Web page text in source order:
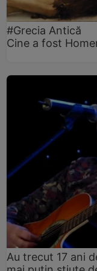
#Grecia Antică
Cine a fost
Au trecut 17 ani